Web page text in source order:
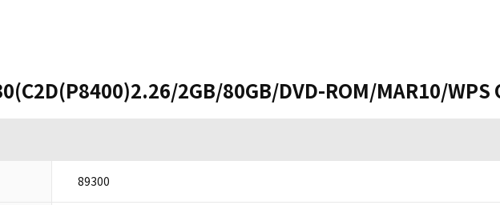
2GB/80GB/DVD-ROM/MAR10/WPS
89300